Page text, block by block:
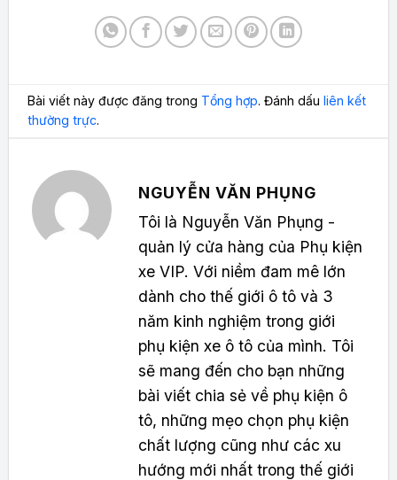
Bài viết này được đăng trong Tổng hợp. Đánh dấuliên kết
thường trực.
NGUYỄN VĂN PHỤNG
Tôi là Nguyễn Văn Phụng -
quản lý cửa hàng của Phụ kiện
xe VIP. Với niềm đam mê lớn
dành cho thế giới ô tô và 3
năm kinh nghiệm trong giới
phụ kiện xe ô tô của mình. Tôi
sẽ mang đến cho bạn những
bài viết chia sẻ về phụ kiện ô
tô, những mẹo chọn phụ kiện
chất lượng cũng như các xu
hướng mới nhất trong thế giới